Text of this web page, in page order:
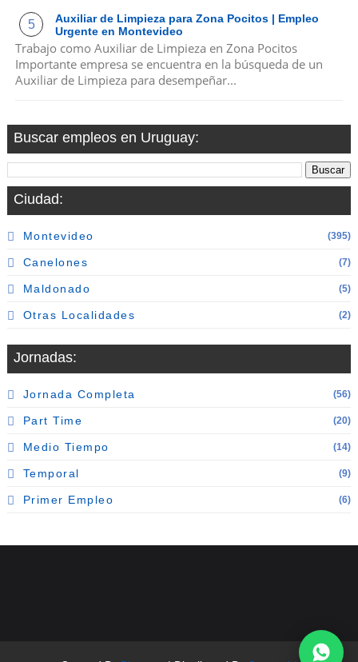
Auxiliar de Limpieza para Zona Pocitos | Empleo
Urgente en Montevideo
Trabajo como Auxiliar de Limpieza en Zona Pocitos
Importante empresa se encuentra en la búsqueda de un
Auxiliar de Limpieza para desempeñar...
Buscar empleos en Uruguay:
Ciudad:
Montevideo (395)
Canelones (7)
Maldonado (5)
Otras Localidades (2)
Jornadas:
Jornada Completa (56)
Part Time (20)
Medio Tiempo (14)
Temporal (9)
Primer Empleo (6)